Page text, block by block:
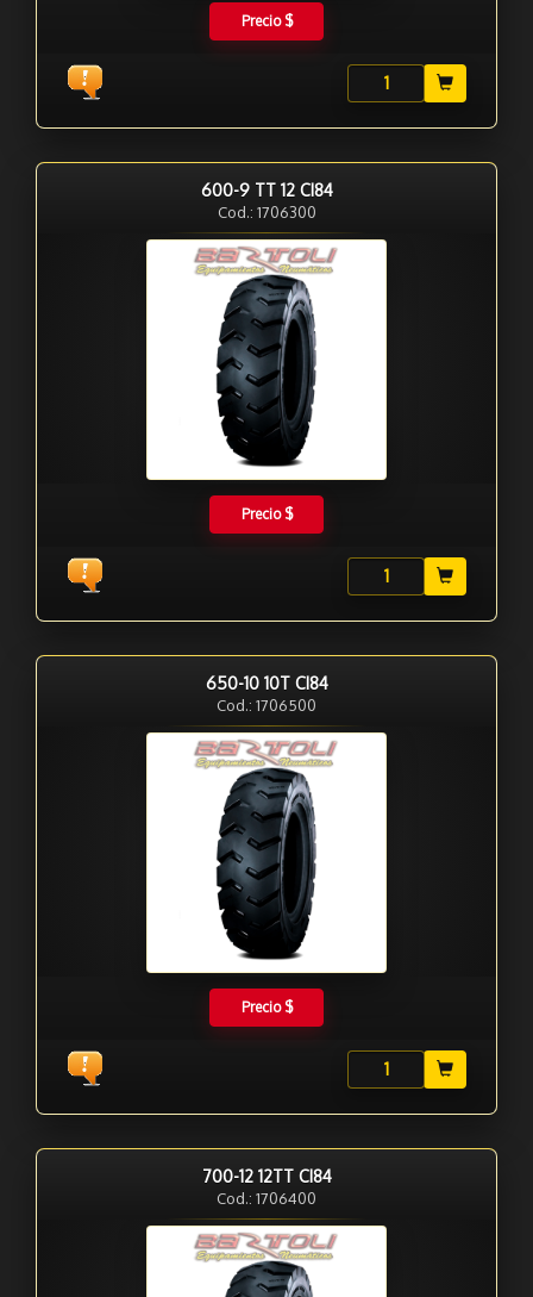
Precio $
600-9 TT 12 CI84
Cod.: 1706300
Precio $
650-10 10T CI84
Cod.: 1706500
Precio $
700-12 12TT CI84
Cod.: 1706400